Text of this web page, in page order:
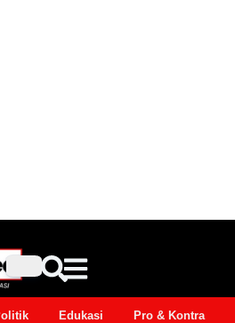
Edukasi Pro & Kontra